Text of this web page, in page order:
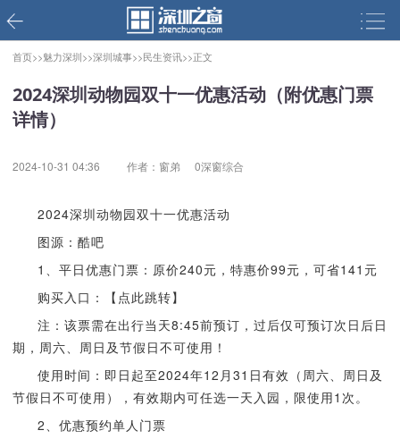
首页>>魅力深圳>>深圳城事>>民生资讯>>正文
2024深圳动物园双十一优惠活动（附优惠门票
详情）
2024-10-31 04:36 作者：窗弟 0深窗综合
2024深圳动物园双十一优惠活动
图源：酷吧
1、平日优惠门票：原价240元，特惠价99元，可省141元
购买入口：【点此跳转】
注：该票需在出行当天8:45前预订，过后仅可预订次日后日
期，周六、周日及节假日不可使用！
使用时间：即日起至2024年12月31日有效（周六、周日及
节假日不可使用），有效期内可任选一天入园，限使用1次。
2、优惠预约单人门票